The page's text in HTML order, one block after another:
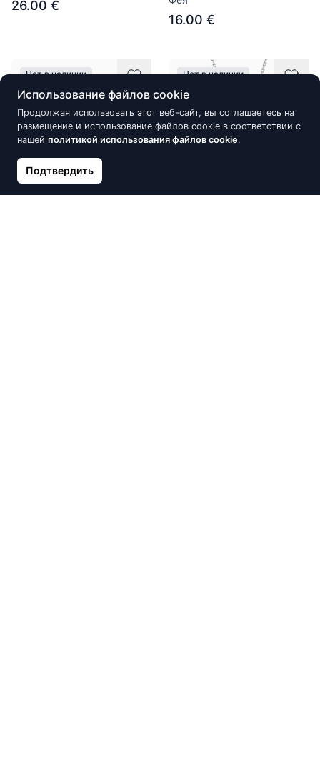
26.00 €
16.00 €
Нет в наличии Нет в наличии
Использование файлов cookie
Продолжая использовать этот веб-сайт, вы соглашаетесь на
размещение и использование файлов cookie в соответствии с
нашей политикой использования файлов cookie.
Подтвердить